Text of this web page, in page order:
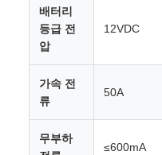
배터리
등급 전
압
12VDC
가속 전
류
50A
무부하
≤600mA